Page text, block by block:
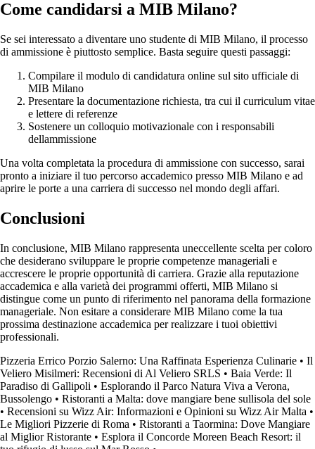
Come candidarsi a MIB Milano?
Se sei interessato a diventare uno studente di MIB Milano, il processo
di ammissione è piuttosto semplice. Basta seguire questi passaggi:
Compilare il modulo di candidatura online sul sito ufficiale di
MIB Milano
Presentare la documentazione richiesta, tra cui il curriculum vitae
e lettere di referenze
Sostenere un colloquio motivazionale con i responsabili
dellammissione
Una volta completata la procedura di ammissione con successo, sarai
pronto a iniziare il tuo percorso accademico presso MIB Milano e ad
aprire le porte a una carriera di successo nel mondo degli affari.
Conclusioni
In conclusione, MIB Milano rappresenta uneccellente scelta per coloro
che desiderano sviluppare le proprie competenze manageriali e
accrescere le proprie opportunità di carriera. Grazie alla reputazione
accademica e alla varietà dei programmi offerti, MIB Milano si
distingue come un punto di riferimento nel panorama della formazione
manageriale. Non esitare a considerare MIB Milano come la tua
prossima destinazione accademica per realizzare i tuoi obiettivi
professionali.
Pizzeria Errico Porzio Salerno: Una Raffinata Esperienza Culinarie • Il
Veliero Misilmeri: Recensioni di Al Veliero SRLS • Baia Verde: Il
Paradiso di Gallipoli • Esplorando il Parco Natura Viva a Verona,
Bussolengo • Ristoranti a Malta: dove mangiare bene sullisola del sole
• Recensioni su Wizz Air: Informazioni e Opinioni su Wizz Air Malta •
Le Migliori Pizzerie di Roma • Ristoranti a Taormina: Dove Mangiare
al Miglior Ristorante • Esplora il Concorde Moreen Beach Resort: il